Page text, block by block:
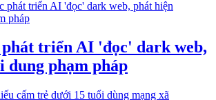
triển AI 'đọc' dark web,
dung phạm pháp